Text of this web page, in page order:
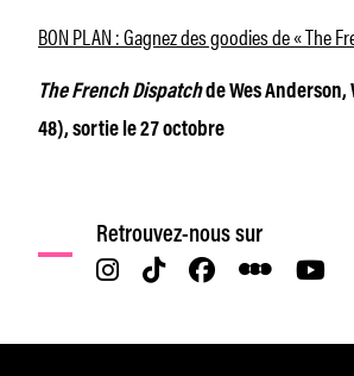
BON PLAN : Gagnez des goodies de « The
The French Dispatchde Wes Anderson,
48), sortie le 27 octobre
Retrouvez-nous sur